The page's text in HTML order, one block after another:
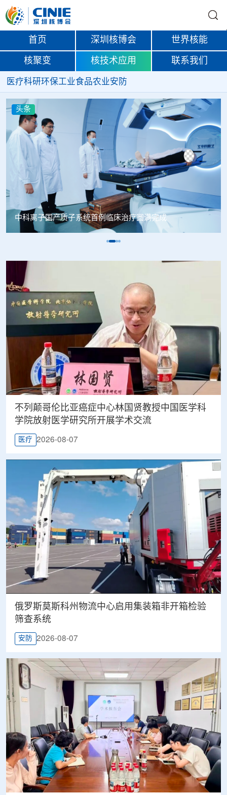
首页 深圳核博会 世界核能
核聚变 核技术应用 联系我们
医疗科研环保工业食品农业安防
头条
中科离子国产质子系统首例临床治疗圆满完成
不列颠哥伦比亚癌症中心林国贤教授中国医学科
学院放射医学研究所开展学术交流
医疗 2026-08-07
俄罗斯莫斯科州物流中心启用集装箱非开箱检验
筛查系统
安防 2026-08-07